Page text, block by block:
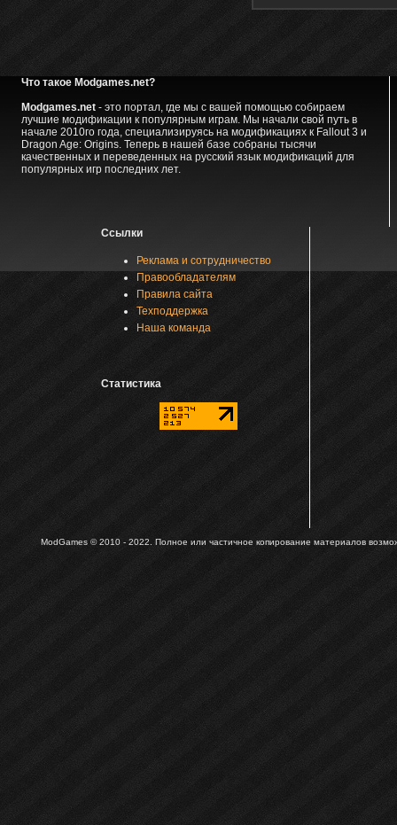
Что такое Modgames.net?
Modgames.net- это портал, где мы с вашей помощью собираем
лучшие модификации к популярным играм. Мы начали свой путь в
начале 2010го года, специализируясь на модификациях к Fallout 3 и
Dragon Age: Origins. Теперь в нашей базе собраны тысячи
качественных и переведенных на русский язык модификаций для
популярных игр последних лет.
Ссылки
Реклама и сотрудничество
Правообладателям
Правила сайта
Техподдержка
Наша команда
Статистика
ModGames © 2010 - 2022. Полное или частичное копирование материалов